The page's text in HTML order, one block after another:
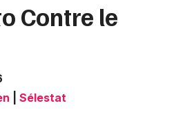
Contre le
Sélestat
de lieu